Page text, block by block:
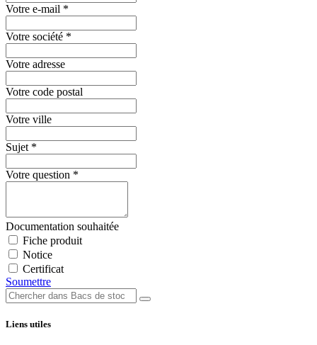
Votre e-mail *
Votre société *
Votre adresse
Votre code postal
Votre ville
Sujet *
Votre question *
Documentation souhaitée
Fiche produit
Notice
Certificat
Soumettre
Liens utiles